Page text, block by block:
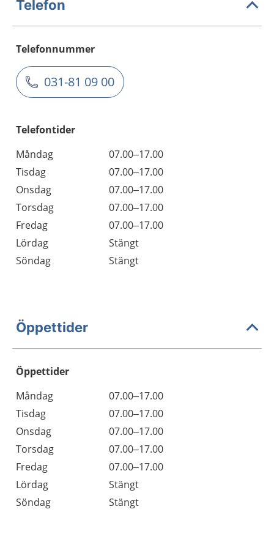
Telefon
Telefonnummer
031-81 09 00
Telefontider
Måndag
07.00–17.00
Tisdag
07.00–17.00
Onsdag
07.00–17.00
Torsdag
07.00–17.00
Fredag
07.00–17.00
Lördag
Stängt
Söndag
Stängt
Öppettider
Öppettider
Dag
Öppettider
Kommentarer
Måndag
07.00–17.00
Tisdag
07.00–17.00
Onsdag
07.00–17.00
Torsdag
07.00–17.00
Fredag
07.00–17.00
Lördag
Stängt
Söndag
Stängt